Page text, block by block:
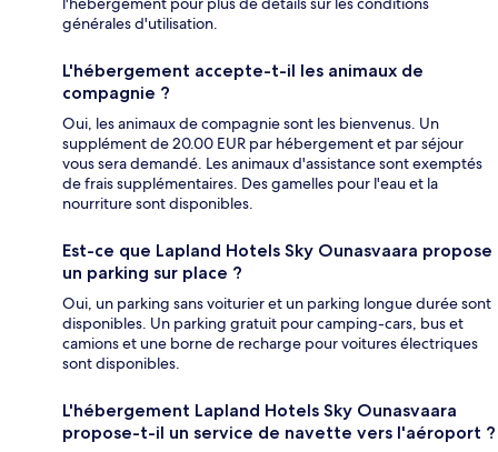
générales d'utilisation.
L'hébergement accepte-t-il les animaux de
compagnie ?
Oui, les animaux de compagnie sont les bienvenus. Un
supplément de 20.00 EUR par hébergement et par séjour
vous sera demandé. Les animaux d'assistance sont exemptés
de frais supplémentaires. Des gamelles pour l'eau et la
nourriture sont disponibles.
Est-ce que Lapland Hotels Sky Ounasvaara propose
un parking sur place ?
Oui, un parking sans voiturier et un parking longue durée sont
disponibles. Un parking gratuit pour camping-cars, bus et
camions et une borne de recharge pour voitures électriques
sont disponibles.
L'hébergement Lapland Hotels Sky Ounasvaara
propose-t-il un service de navette vers l'aéroport ?